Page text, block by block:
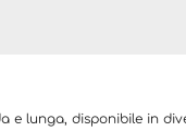
e lunga, disponibile in